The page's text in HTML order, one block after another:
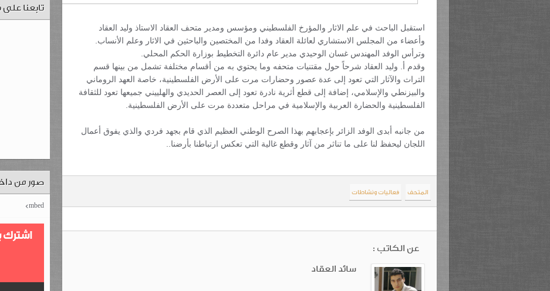
استقبل الباحث في علم الاثار والمؤرخ الفلسطيني ومؤسس ومدير متحف العقاد الاستاذ وليد العقاد
وأعضاء من المجلس الاستشاري لعائلة العقاد وفدا من المختصين والباحثين في الاثار وعلم الأنساب.
وترأس الوفد المهندس غسان الوحيدي مدير عام دائرة التخطيط بوزارة الحكم المحلي.
وقدم أ. وليد العقاد شرحاً حول مقتنيات متحفه وما يحتوي به من أقسام مختلفة تشمل من بينها قسم
التراث والآثار التي تعود إلى عدة عصور وحضارات مرت على الأرض الفلسطينية، خاصة العهد الروماني
والبيزنطي والإسلامي، إضافة إلى قطع أثرية نادرة تعود إلى العصر الحديدي والهلييني جميعها تعود للثقافة
الفلسطينية والحضارة العربية والإسلامية في مراحل متعددة مرت على الأرض الفلسطينية.
من جانبه أبدى الوفد الزائر بإعجابهم بهذا الصرح الوطني العظيم الذي قام بجهد فردي والذي يفوق أعمال
اللجان ليحفظ لنا على ما تناثر من آثار وقطع غالية التي تعكس ارتباطنا بأرضنا..
المتحف فعاليات ونشاطات
عن الكاتب :
سائد العقاد
تابعنا
صور من
mbed>
اشترك